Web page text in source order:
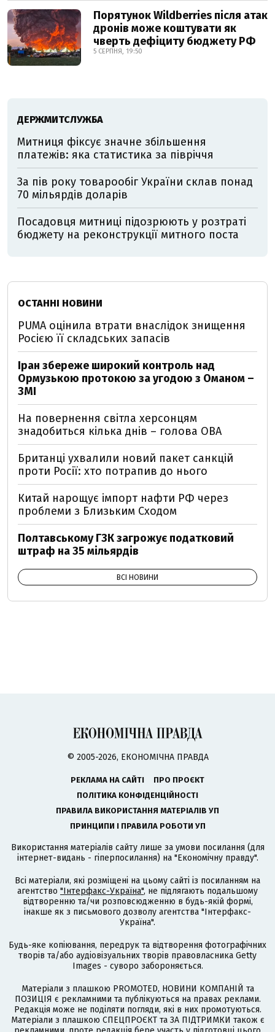
Порятунок Wildberries після атак
дронів може коштувати як
чверть дефіциту бюджету РФ
5 СЕРПНЯ, 19:50
ДЕРЖМИТСЛУЖБА
Митниця фіксує значне збільшення
платежів: яка статистика за півріччя
За пів року товарообіг України склав понад
70 мільярдів доларів
Посадовця митниці підозрюють у розтраті
бюджету на реконструкції митного поста
ОСТАННІ НОВИНИ
PUMA оцінила втрати внаслідок знищення
Росією її складських запасів
Іран збереже широкий контроль над
Ормузькою протокою за угодою з Оманом –
ЗМІ
На повернення світла херсонцям
знадобиться кілька днів – голова ОВА
Британці ухвалили новий пакет санкцій
проти Росії: хто потрапив до нього
Китай нарощує імпорт нафти РФ через
проблеми з Близьким Сходом
Полтавському ГЗК загрожує податковий
штраф на 35 мільярдів
ВСІ НОВИНИ
© 2005-2026, ЕКОНОМІЧНА ПРАВДА
РЕКЛАМА НА САЙТІ
ПРО ПРОЄКТ
ПОЛІТИКА КОНФІДЕНЦІЙНОСТІ
ПРАВИЛА ВИКОРИСТАННЯ МАТЕРІАЛІВ УП
ПРИНЦИПИ І ПРАВИЛА РОБОТИ УП
Використання матеріалів сайту лише за умови посилання (для
інтернет-видань - гіперпосилання) на "Економічну правду".
Всі матеріали, які розміщені на цьому сайті із посиланням на
агентство "Інтерфакс-Україна", не підлягають подальшому
відтворенню та/чи розповсюдженню в будь-якій формі,
інакше як з письмового дозволу агентства "Інтерфакс-
Україна".
Будь-яке копіювання, передрук та відтворення фотографічних
творів та/або аудіовізуальних творів правовласника Getty
Images - суворо забороняється.
Матеріали з плашкою PROMOTED, НОВИНИ КОМПАНІЙ та
ПОЗИЦІЯ є рекламними та публікуються на правах реклами.
Редакція може не поділяти погляди, які в них промотуються.
Матеріали з плашкою СПЕЦПРОЄКТ та ЗА ПІДТРИМКИ також є